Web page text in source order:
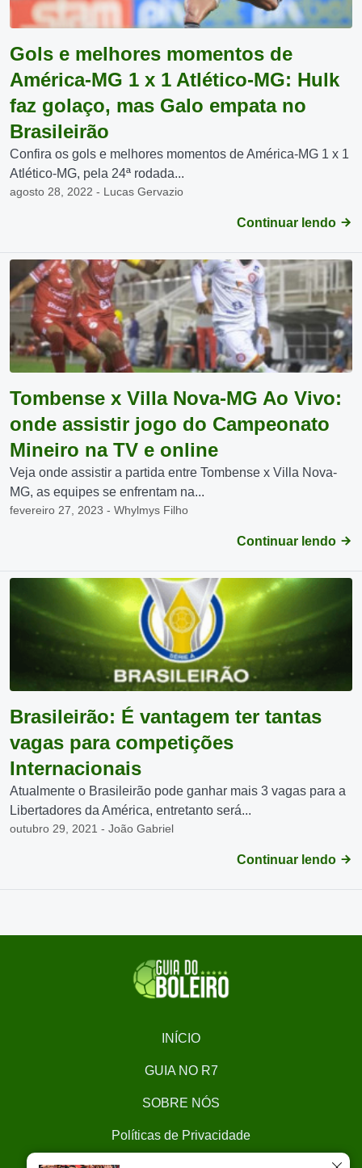
Gols e melhores momentos de
América-MG 1 x 1 Atlético-MG: Hulk
faz golaço, mas Galo empata no
Brasileirão
Confira os gols e melhores momentos de América-MG 1 x 1
Atlético-MG, pela 24ª rodada...
agosto 28, 2022 - Lucas Gervazio
Continuar lendo
Tombense x Villa Nova-MG Ao Vivo:
onde assistir jogo do Campeonato
Mineiro na TV e online
Veja onde assistir a partida entre Tombense x Villa Nova-
MG, as equipes se enfrentam na...
fevereiro 27, 2023 - Whylmys Filho
Continuar lendo
Brasileirão: É vantagem ter tantas
vagas para competições
Internacionais
Atualmente o Brasileirão pode ganhar mais 3 vagas para a
Libertadores da América, entretanto será...
outubro 29, 2021 - João Gabriel
Continuar lendo
INÍCIO
GUIA NO R7
SOBRE NÓS
Políticas de Privacidade